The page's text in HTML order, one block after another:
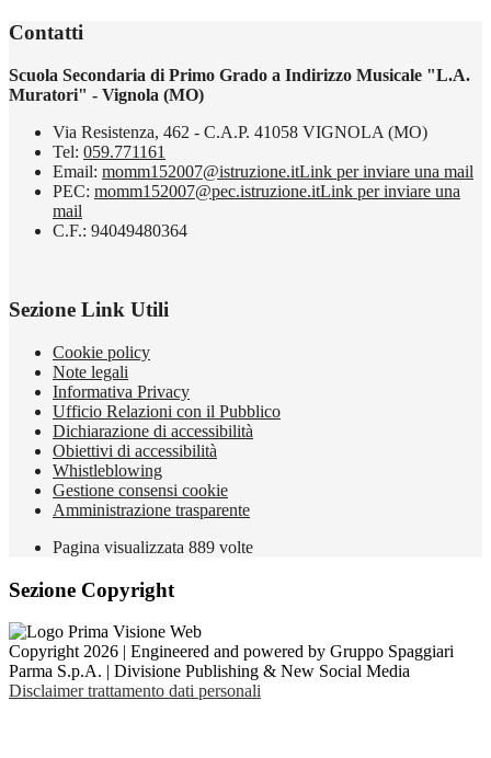
Contatti
Scuola Secondaria di Primo Grado a Indirizzo Musicale "L.A.
Muratori" - Vignola (MO)
Via Resistenza, 462 - C.A.P. 41058 VIGNOLA (MO)
Tel: 059.771161
Email: momm152007@istruzione.itLink per inviare una mail
PEC: momm152007@pec.istruzione.itLink per inviare una
mail
C.F.: 94049480364
Sezione Link Utili
Cookie policy
Note legali
Informativa Privacy
Ufficio Relazioni con il Pubblico
Dichiarazione di accessibilità
Obiettivi di accessibilità
Whistleblowing
Gestione consensi cookie
Amministrazione trasparente
Pagina visualizzata 889 volte
Sezione Copyright
Copyright 2026 | Engineered and powered by Gruppo Spaggiari
Parma S.p.A. | Divisione Publishing & New Social Media
Disclaimer trattamento dati personali